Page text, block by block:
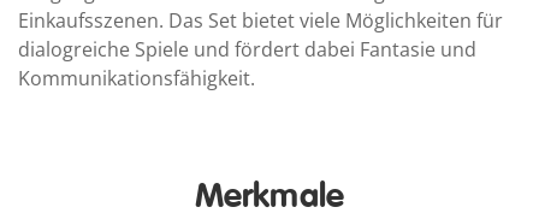
Einkaufsszenen. Das Set bietet viele Möglichkeiten für
dialogreiche Spiele und fördert dabei Fantasie und
Kommunikationsfähigkeit.
Merkmale